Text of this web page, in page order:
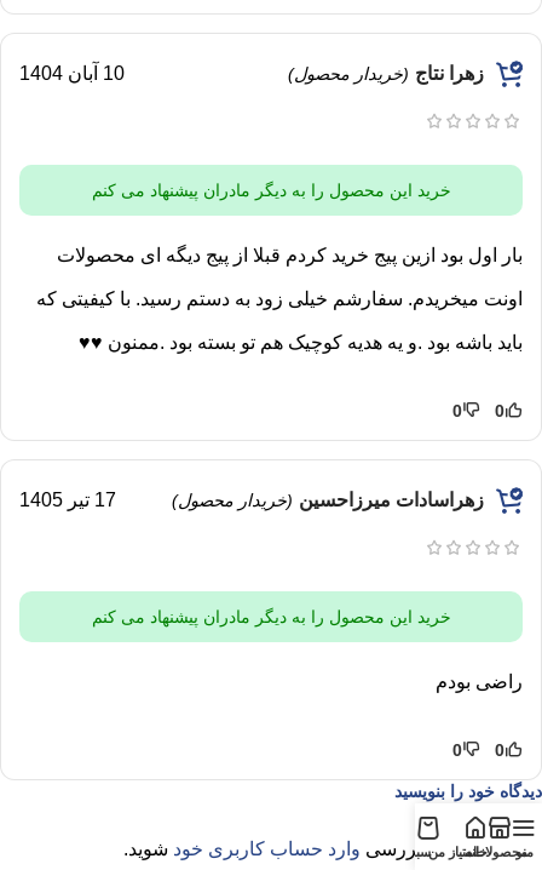
زهرا نتاج (خریدار محصول) 10 آبان 1404
خرید این محصول را به دیگر مادران پیشنهاد می کنم
بار اول بود ازین پیج خرید کردم قبلا از پیج دیگه ای محصولات
اونت میخریدم. سفارشم خیلی زود به دستم رسید. با کیفیتی که
باید باشه بود .و یه هدیه کوچیک هم تو بسته بود .ممنون ♥️♥️
0
0
زهراسادات میرزاحسین (خریدار محصول) 17 تیر 1405
خرید این محصول را به دیگر مادران پیشنهاد می کنم
راضی بودم
0
0
دیدگاه خود را بنویسید
برای ثبت نقد و بررسی وارد حساب کاربری خود شوید. منو
محصولات
خانهامتیاز منسبد